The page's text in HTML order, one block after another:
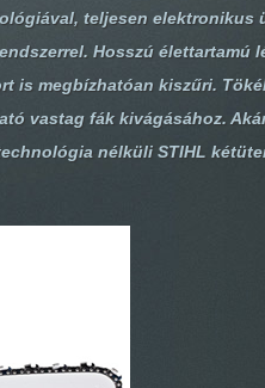
teljesen elektronikus
Hosszú élettartamú
is megbízhatóan kiszűri.
vastag fák kivágásához.
nélküli STIHL